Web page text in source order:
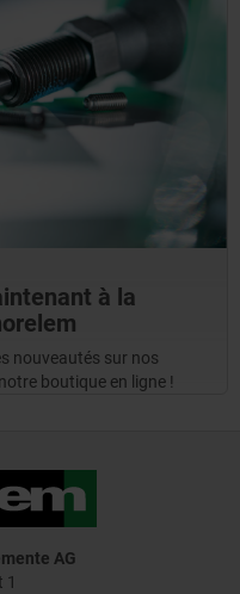
à la
nouveautés sur nos
boutique en ligne !
AG
1